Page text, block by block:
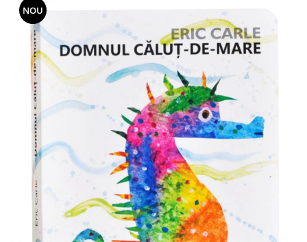
Cuburi de construit
Seturi Experimente pentru copii
Organele Corpului Uman
Roboti de jucarie
Jucarii Creativitate
Lucru manual copii
Plastilina
Seturi de desen
Seturi de pictura pentru copii
Tatuaje Copii
Nisip kinetic
Jucarii interactive
Proiector pentru copii
NOU